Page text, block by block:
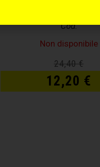
Cod.
Non disponibile
24,40€
12,20 €